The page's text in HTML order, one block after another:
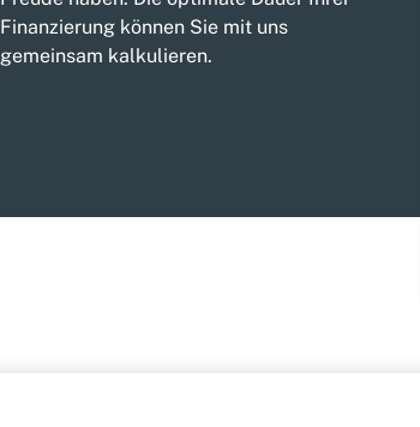
Finanzierung können Sie mit uns
gemeinsam kalkulieren.